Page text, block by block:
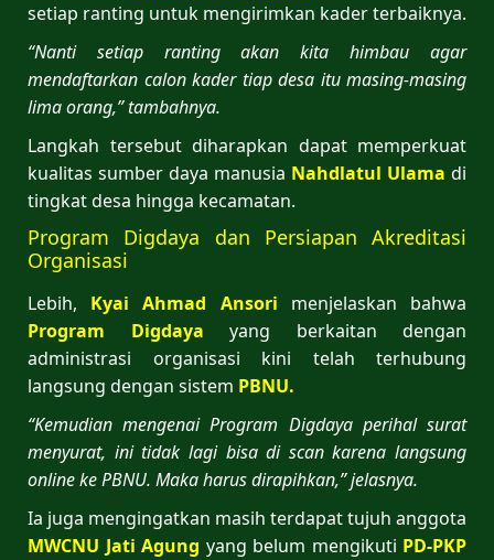
setiap ranting untuk mengirimkan kader terbaiknya.
“Nanti setiap ranting akan kita himbau agar
mendaftarkan calon kader tiap desa itu masing-masing
lima orang,” tambahnya.
Langkah tersebut diharapkan dapat memperkuat
kualitas sumber daya manusia Nahdlatul Ulama di
tingkat desa hingga kecamatan.
Program Digdaya dan Persiapan Akreditasi
Organisasi
Lebih, Kyai Ahmad Ansori menjelaskan bahwa
Program Digdaya
yang berkaitan dengan
administrasi organisasi kini telah terhubung
langsung dengan sistem PBNU.
“Kemudian mengenai Program Digdaya perihal surat
menyurat, ini tidak lagi bisa di scan karena langsung
online ke PBNU. Maka harus dirapihkan,” jelasnya.
Ia juga mengingatkan masih terdapat tujuh anggota
MWCNU Jati Agung yang belum mengikuti PD-PKP